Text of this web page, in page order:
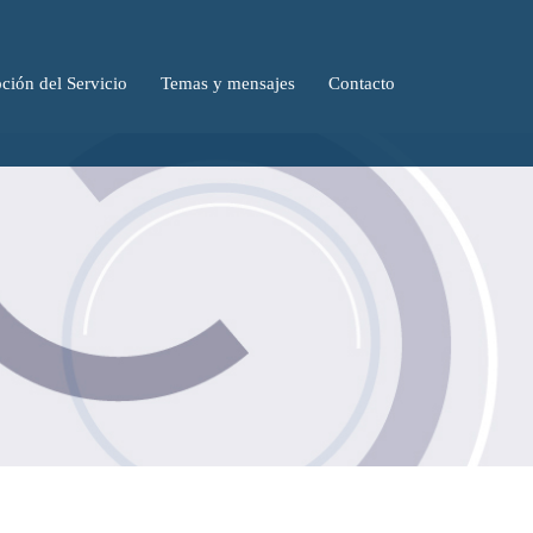
del Servicio Temas y mensajes Contacto